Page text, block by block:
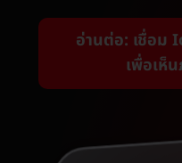
อ่านต่อ: เชื่อม
เพื่อเห็